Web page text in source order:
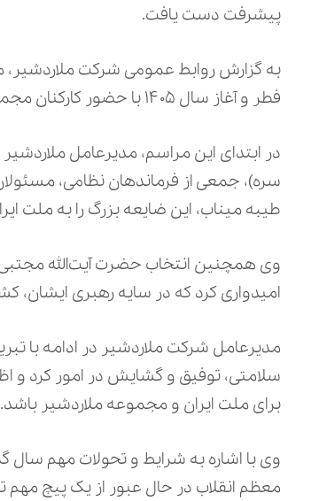
پیشرفت دست یافت.
به گزارش روابط عمومی شرکت
فطر و آغاز سال ۱۴۰۵ با حضور کارکنان مجموعه برگزار شد.
در ابتدای این مراسم، مدیرعامل
سره)، جمعی از فرماندهان نظامی،
طیبه میناب، این ضایعه بزرگ را به ملت
وی همچنین انتخاب حضرت آیت‌الله مجتبی
امیدواری کرد که در سایه رهبری
مدیرعامل شرکت ملاردشیر در ادامه با
سلامتی، توفیق و گشایش در امور کرد و
برای ملت ایران و مجموعه ملاردشیر باشد.
وی با اشاره به شرایط و تحولات مهم سال
معظم انقلاب در حال عبور از یک پیچ